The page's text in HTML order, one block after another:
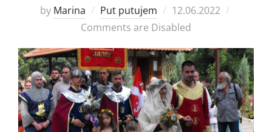
by Marina Put putujem
Posted
on
12.06.2022
Comments are Disabled